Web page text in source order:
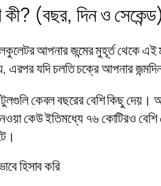
(বছর, দিন ও
আপনার জন্মের মুহূর্ত থেকে
এরপর যদি চলতি চক্রে আপনার
কেবল বছরের বেশি কিছু দেয়।
কেউ ইতিমধ্যে ৭৬ কোটিরও বেশি
হিসাব করি